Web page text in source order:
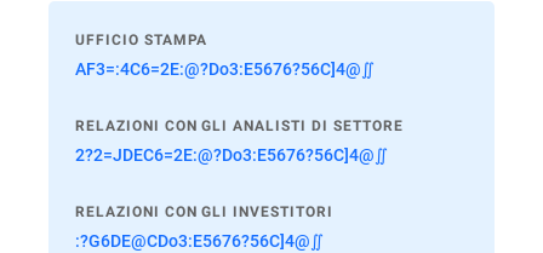
UFFICIO STAMPA
AF3=:4C6=2E:@?Do3:E5676?56C]4@∬
RELAZIONI CON GLI ANALISTI DI SETTORE
2?2=JDEC6=2E:@?Do3:E5676?56C]4@∬
RELAZIONI CON GLI INVESTITORI
:?G6DE@CDo3:E5676?56C]4@∬